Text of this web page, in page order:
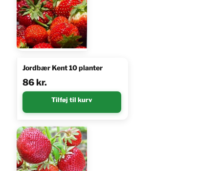
Jordbær Kent 10 planter
86kr.
Tilføj til kurv